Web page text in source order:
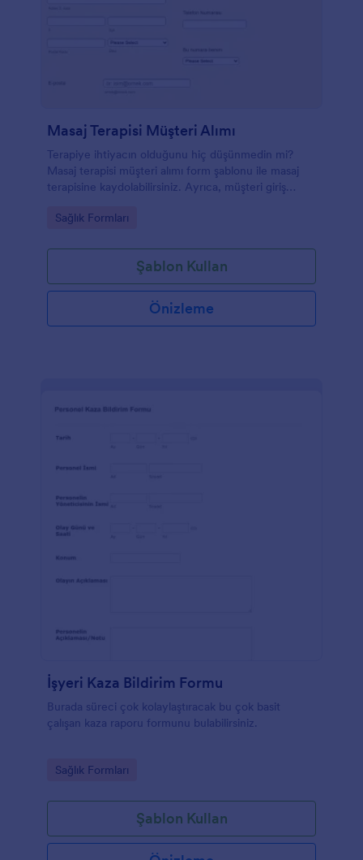
Masaj Terapisi Müşteri Alımı
Terapiye ihtiyacın olduğunu hiç düşünmedin mi?
Masaj terapisi müşteri alımı form şablonu ile masaj
terapisine kaydolabilirsiniz. Ayrıca, müşteri giriş
terapisi alımı kişisel bilgiler, iletişim bilgileri, patoloji
sorular içerir.
Go to Category:
Sağlık Formları
Şablon Kullan
Önizleme
İşyeri Kaza Bildirim Formu
Burada süreci çok kolaylaştıracak bu çok basit
çalışan kaza raporu formunu bulabilirsiniz.
Go to Category:
Sağlık Formları
Şablon Kullan